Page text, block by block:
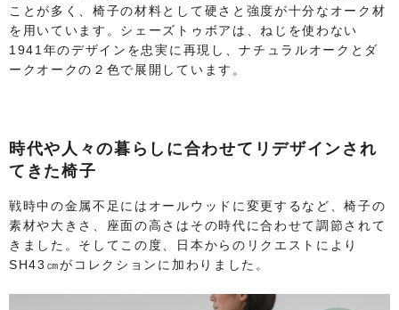
ことが多く、椅子の材料として硬さと強度が十分なオーク材
を用いています。シェーズトゥボアは、ねじを使わない
1941年のデザインを忠実に再現し、ナチュラルオークとダ
ークオークの２色で展開しています。
時代や人々の暮らしに合わせてリデザインされ
てきた椅子
戦時中の金属不足にはオールウッドに変更するなど、椅子の
素材や大きさ、座面の高さはその時代に合わせて調節されて
きました。そしてこの度、日本からのリクエストにより
SH43㎝がコレクションに加わりました。